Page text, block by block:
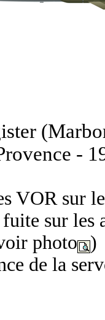
-
VOR sur
fuite sur les
photo
)
de la